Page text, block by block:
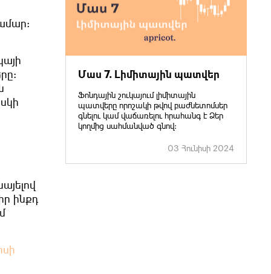
ինքդ
Մաս 7. Լիմիտային պատվեր
Ֆոնդային շուկայում լիմիտային
պատվերը որոշակի թվով բաժնետոմսեր
գնելու կամ վաճառելու հրահանգ է Ձեր
կողմից սահմանված գնով:
03 Հունիսի 2024